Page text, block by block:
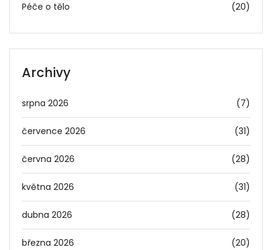
Péče o tělo (20)
Archivy
srpna 2026 (7)
července 2026 (31)
června 2026 (28)
května 2026 (31)
dubna 2026 (28)
března 2026 (20)